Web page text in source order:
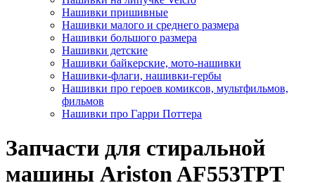
Нашивки пришивные
Нашивки малого и среднего размера
Нашивки большого размера
Нашивки детские
Нашивки байкерские, мото-нашивки
Нашивки-флаги, нашивки-гербы
Нашивки про героев комиксов, мультфильмов,
фильмов
Нашивки про Гарри Поттера
Запчасти для стиральной
машины Ariston AF553TPT